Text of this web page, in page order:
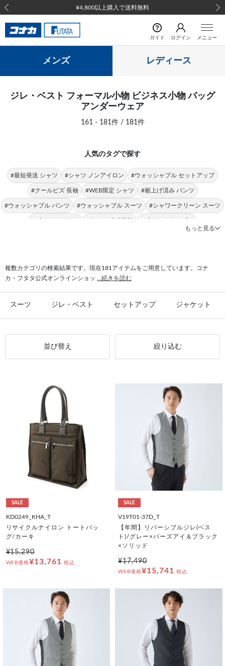
¥4,800以上購入で送料無料
前の画像
ガイド ログイン メニュー
メンズ レディース
ジレ・ベスト フォーマル小物 ビジネス小物 バッグ
アンダーウェア
161 - 181件 / 181件
人気のタグで探す
#最短発送 シャツ #シャツ ノンアイロン #ウォッシャブル セットアップ
#クールビズ 長袖 #WEB限定 シャツ #裾上げ済み パンツ
#ウォッシャブル パンツ #ウォッシャブル スーツ #シャワークリーン スーツ
#ビジカジ パンツ #クールビズ 半袖 #ビジカジ トップス
#スーツ フォーマル
もっと見る
複数カテゴリの検索結果です。現在181アイテムをご用意しています。コナ
カ・フタタ公式オンラインショッ
...続きを読む
スーツ ジレ・ベスト セットアップ ジャケット
並び替え 絞り込む
SALE
KD0249_KHA_T
リサイクルナイロン トートバッ
グ/カーキ
¥15,290
WEB価格¥13,761 税込
SALE
V19T01-37D_T
【年間】リバーシブルジレ(ベス
ト)/グレー×バーズアイ＆ブラック
×ソリッド
¥17,490
WEB価格¥15,741 税込